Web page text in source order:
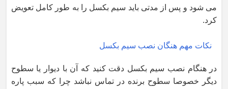
می شود و پس از مدتی باید سیم بکسل را به طور کامل تعویض
کرد.
نکات مهم هنگان نصب سیم بکسل
در هنگام نصب سیم بکسل دقت کنید که آن با دیوار یا سطوح
دیگر خصوصا سطوح برنده در تماس نباشد چرا که سبب پاره